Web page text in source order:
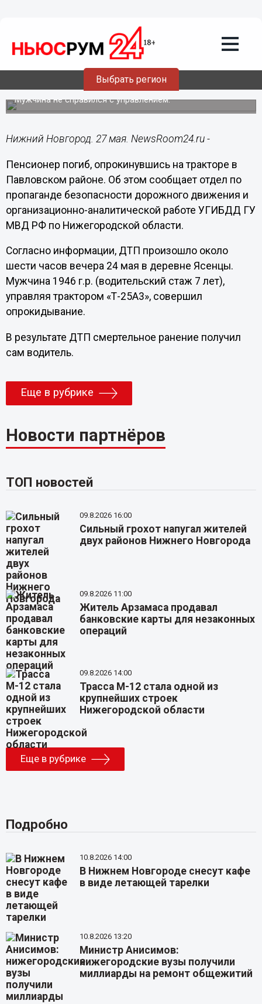
Выбрать регион
27.05.201915:22
Пенсионер погиб, опрокинувшись на
тракторе в Павловском районе
Мужчина не справился с управлением.
Нижний Новгород. 27 мая. NewsRoom24.ru -
Пенсионер погиб, опрокинувшись на тракторе в
Павловском районе. Об этом сообщает отдел по
пропаганде безопасности дорожного движения и
организационно-аналитической работе УГИБДД ГУ
МВД РФ по Нижегородской области.
Согласно информации, ДТП произошло около
шести часов вечера 24 мая в деревне Ясенцы.
Мужчина 1946 г.р. (водительский стаж 7 лет),
управляя трактором «Т-25А3», совершил
опрокидывание.
В результате ДТП смертельное ранение получил
сам водитель.
Еще в рубрике
Новости партнёров
ТОП новостей
09.8.2026 16:00
Сильный грохот напугал жителей
двух районов Нижнего Новгорода
09.8.2026 11:00
Житель Арзамаса продавал
банковские карты для незаконных
операций
09.8.2026 14:00
Трасса М-12 стала одной из
крупнейших строек
Нижегородской области
Еще в рубрике
Подробно
10.8.2026 14:00
В Нижнем Новгороде снесут кафе
в виде летающей тарелки
10.8.2026 13:20
Министр Анисимов:
нижегородские вузы получили
миллиарды на ремонт общежитий